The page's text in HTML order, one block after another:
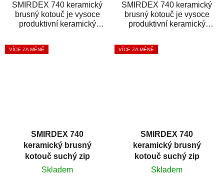
SMIRDEX 740 keramický
brusný kotouč je vysoce
produktivní keramický
úběrem...
SMIRDEX 740 keramický
brusný kotouč je vysoce
produktivní keramický
úběrem...
VÍCE ZA MÉNĚ
SMIRDEX 740
keramický brusný
kotouč suchý zip
D150mm 15D P220
Skladem
VÍCE ZA MÉNĚ
SMIRDEX 740
keramický brusný
kotouč suchý zip
D150mm 15D P240
Skladem